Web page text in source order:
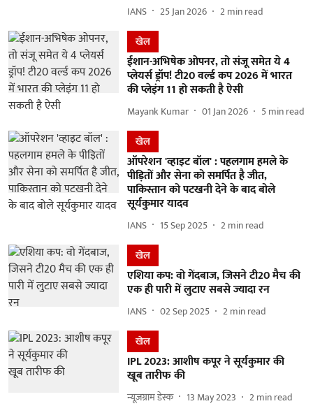
IANS 25 Jan 2026 2min read
खेल
ईशान-अभिषेक ओपनर, तो संजू समेत ये 4
प्लेयर्स ड्रॉप! टी20 वर्ल्ड कप 2026 में भारत
की प्लेइंग 11 हो सकती है ऐसी
Mayank Kumar 01 Jan 2026 5min read
खेल
ऑपरेशन 'व्हाइट बॉल' : पहलगाम हमले के
पीड़ितों और सेना को समर्पित है जीत,
पाकिस्तान को पटखनी देने के बाद बोले
सूर्यकुमार यादव
IANS 15 Sep 2025 2min read
खेल
एशिया कप: वो गेंदबाज, जिसने टी20 मैच की
एक ही पारी में लुटाए सबसे ज्यादा रन
IANS 02 Sep 2025 2min read
खेल
IPL 2023: आशीष कपूर ने सूर्यकुमार की
खूब तारीफ की
न्यूज़ग्राम डेस्क 13 May 2023 2min read